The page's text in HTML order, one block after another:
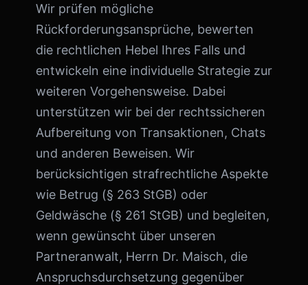
Wir prüfen mögliche
Rückforderungsansprüche, bewerten
die rechtlichen Hebel Ihres Falls und
entwickeln eine individuelle Strategie zur
weiteren Vorgehensweise. Dabei
unterstützen wir bei der rechtssicheren
Aufbereitung von Transaktionen, Chats
und anderen Beweisen. Wir
berücksichtigen strafrechtliche Aspekte
wie Betrug (§ 263 StGB) oder
Geldwäsche (§ 261 StGB) und begleiten,
wenn gewünscht über unseren
Partneranwalt, Herrn Dr. Maisch, die
Anspruchsdurchsetzung gegenüber